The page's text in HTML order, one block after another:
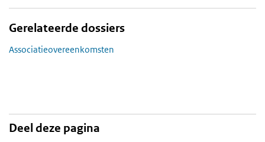
Gerelateerde dossiers
Associatieovereenkomsten
Deel deze pagina